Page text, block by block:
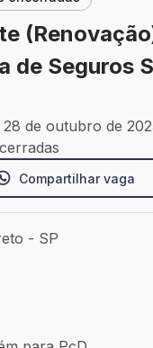
de Seguros
28 de outubro de
Compartilhar vaga
Ribeirão Preto -
- SP
Presencial